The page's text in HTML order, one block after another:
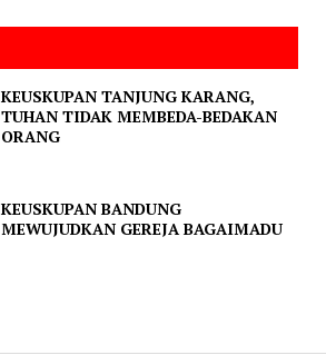
KEUSKUPAN TANJUNG KARANG,
TUHAN TIDAK MEMBEDA-BEDAKAN
ORANG
KEUSKUPAN BANDUNG
MEWUJUDKAN GEREJA BAGAIMADU